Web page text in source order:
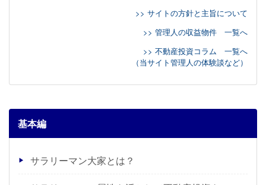
>> サイトの方針と主旨について
>> 管理人の収益物件 一覧へ
>> 不動産投資コラム 一覧へ
（当サイト管理人の体験談など）
基本編
サラリーマン大家とは？